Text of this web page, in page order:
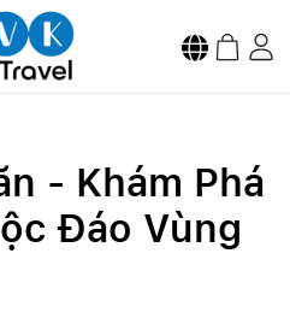
- Khám Phá
Đáo Vùng